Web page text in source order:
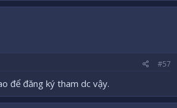
#57
để đăng ký tham dc vậy.